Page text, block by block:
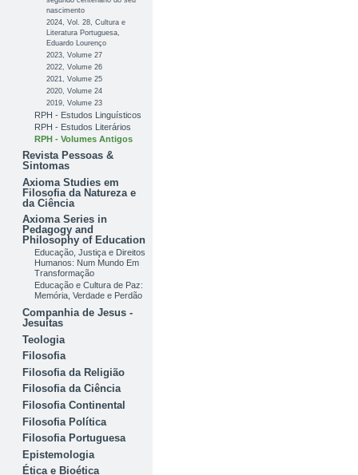
nascimento
2024, Vol. 28, Cultura e
Literatura Portuguesa,
Eduardo Lourenço
2023, Volume 27
2022, Volume 26
2021, Volume 25
2020, Volume 24
2019, Volume 23
RPH - Estudos Linguísticos
RPH - Estudos Literários
RPH - Volumes Antigos
Revista Pessoas &
Sintomas
Axioma Studies em
Filosofia da Natureza e
da Ciência
Axioma Series in
Pedagogy and
Philosophy of Education
Educação, Justiça e Direitos
Humanos: Num Mundo Em
Transformação
Educação e Cultura de Paz:
Memória, Verdade e Perdão
Companhia de Jesus -
Jesuítas
Teologia
Filosofia
Filosofia da Religião
Filosofia da Ciência
Filosofia Continental
Filosofia Política
Filosofia Portuguesa
Epistemologia
Ética e Bioética